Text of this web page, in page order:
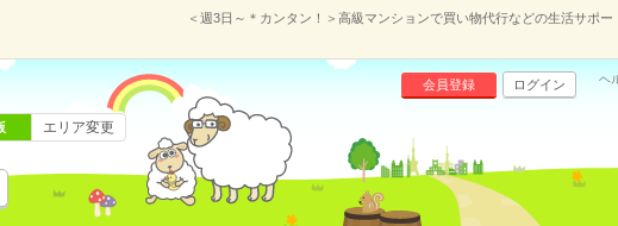
＜週3日～＊カンタン！＞高級マンションで買い物代行などの生活サポー
会員登録 ログイン ヘ
エリア変更